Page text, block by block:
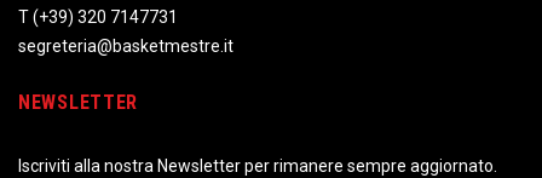
T(+39) 320 7147731
segreteria@basketmestre.it
NEWSLETTER
Iscriviti alla nostra Newsletter per rimanere sempre aggiornato.